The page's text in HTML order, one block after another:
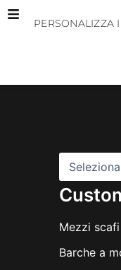
Vai
PERSONALIZZA
Mezzi
Barche a